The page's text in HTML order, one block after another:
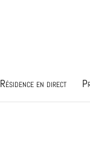
Résidence en direct